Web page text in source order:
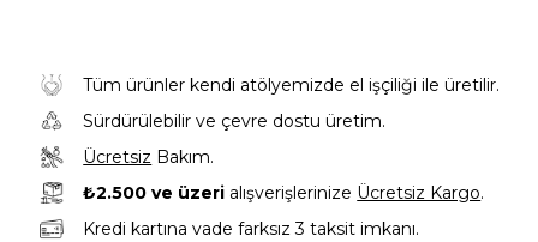
Tüm ürünler kendi atölyemizde el işçiliği ile üretilir.
Sürdürülebilir ve çevre dostu üretim.
Ücretsiz Bakım.
₺2.500 ve üzeri alışverişlerinize Ücretsiz Kargo.
Kredi kartına vade farksız 3 taksit imkanı.